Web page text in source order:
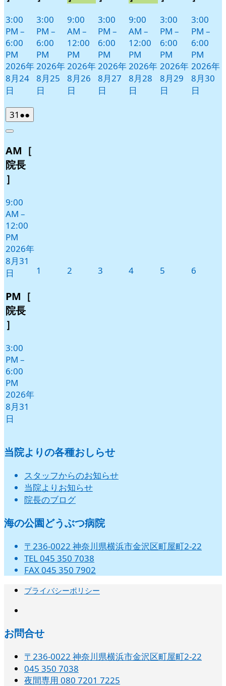
3:00
PM –
6:00
PM
2026年
8月24
日
3:00
PM –
6:00
PM
2026年
8月25
日
9:00
AM –
12:00
PM
2026年
8月26
日
3:00
PM –
6:00
PM
2026年
8月27
日
9:00
AM –
12:00
PM
2026年
8月28
日
3:00
PM –
6:00
PM
2026年
8月29
日
3:00
PM –
6:00
PM
2026年
8月30
日
31 2026
年
月
31
日
●●
件
イ
Close
AM［
院長
］
9:00
AM –
12:00
PM
2026年
8月31
日
PM［
院長
］
3:00
PM –
6:00
PM
2026年
8月31
日
1 2 3 42026
5 6
当院よりの各種おしらせ
スタッフからのお知らせ
当院よりお知らせ
院長のブログ
海の公園どうぶつ病院
〒236-0022 神奈川県横浜市金沢区町屋町2-22
TEL 045 350 7038
FAX 045 350 7902
プライバシーポリシー
お問合せ
〒236-0022 神奈川県横浜市金沢区町屋町2-22
045 350 7038‬
夜間専用 080 7201 7225‬